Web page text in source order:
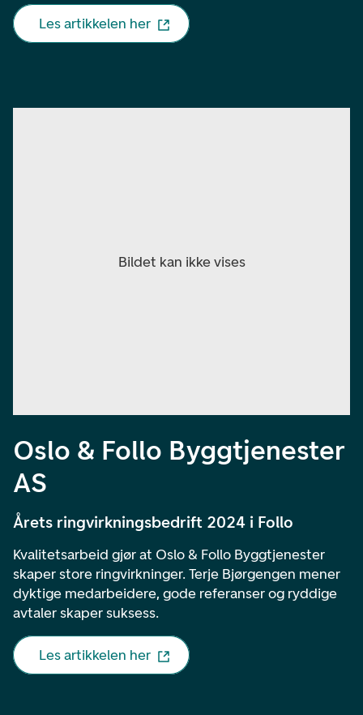
Les artikkelen her
Oslo & Follo Byggtjenester
AS
Årets ringvirkningsbedrift 2024 i Follo
Kvalitetsarbeid gjør at Oslo & Follo Byggtjenester
skaper store ringvirkninger. Terje Bjørgengen mener
dyktige medarbeidere, gode referanser og ryddige
avtaler skaper suksess.
Les artikkelen her